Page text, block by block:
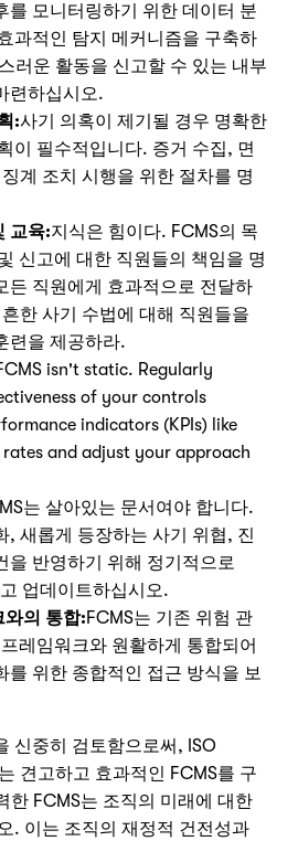
를 모니터링하기 위한 데이터 분
과적인 탐지 메커니즘을 구축하
러운 활동을 신고할 수 있는 내부
련하십시오.
:사기 의혹이 제기될 경우 명확한
이 필수적입니다. 증거 수집, 면
계 조치 시행을 위한 절차를 명
교육:지식은 힘이다. FCMS의 목
신고에 대한 직원들의 책임을 명
든 직원에게 효과적으로 전달하
한 사기 수법에 대해 직원들을
련을 제공하라.
isn't static. Regularly
of your controls
indicators (KPIs) like
and adjust your approach
는 살아있는 문서여야 합니다.
, 새롭게 등장하는 사기 위협, 진
을 반영하기 위해 정기적으로
업데이트하십시오.
와의 통합:FCMS는 기존 위험 관
레임워크와 원활하게 통합되어
를 위한 종합적인 접근 방식을 보
신중히 검토함으로써, ISO
견고하고 효과적인 FCMS를 구
한 FCMS는 조직의 미래에 대한
. 이는 조직의 재정적 건전성과
Officer
Get a callback